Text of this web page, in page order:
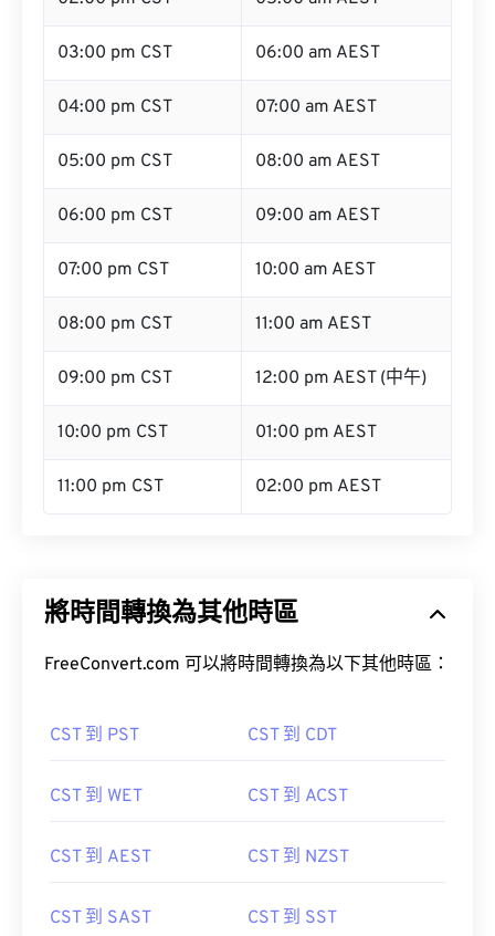
03:00 pm CST 06:00 am AEST
04:00 pm CST 07:00 am AEST
05:00 pm CST 08:00 am AEST
06:00 pm CST 09:00 am AEST
07:00 pm CST 10:00 am AEST
08:00 pm CST 11:00 am AEST
09:00 pm CST 12:00 pm AEST (中午)
10:00 pm CST 01:00 pm AEST
11:00 pm CST 02:00 pm AEST
將時間轉換為其他時區
FreeConvert.com 可以將時間轉換為以下其他時區：
CST 到 PST CST 到 CDT
CST 到 WET CST 到 ACST
CST 到 AEST CST 到 NZST
CST 到 SAST CST 到 SST